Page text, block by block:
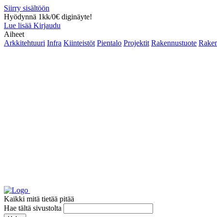
Siirry sisältöön
Hyödynnä 1kk/0€ diginäyte!
Lue lisää Kirjaudu
Aiheet
Arkkitehtuuri Infra Kiinteistöt Pientalo Projektit Rakennustuote
Kaikki mitä tietää pitää
Hae tältä sivustolta